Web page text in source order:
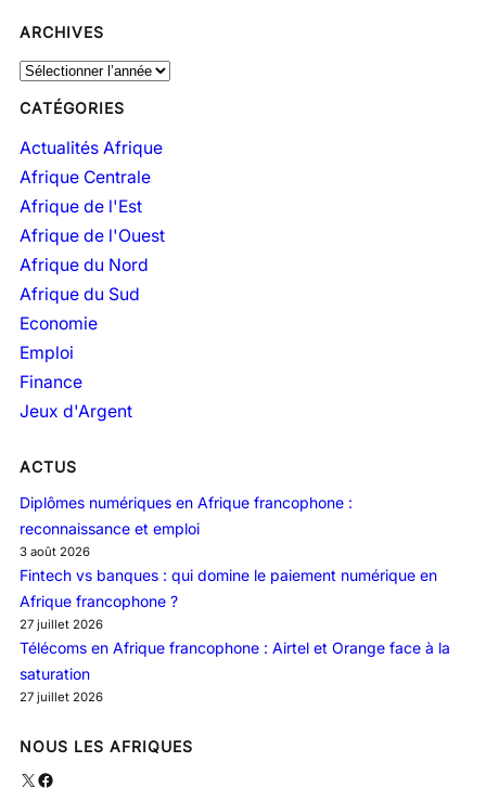
ARCHIVES
A
c
h
v
CATÉGORIES
Actualités Afrique
Afrique Centrale
Afrique de l'Est
Afrique de l'Ouest
Afrique du Nord
Afrique du Sud
Economie
Emploi
Finance
Jeux d'Argent
ACTUS
Diplômes numériques en Afrique francophone :
reconnaissance et emploi
3 août 2026
Fintech vs banques : qui domine le paiement numérique en
Afrique francophone ?
27 juillet 2026
Télécoms en Afrique francophone : Airtel et Orange face à la
saturation
27 juillet 2026
NOUS LES AFRIQUES
X Facebook